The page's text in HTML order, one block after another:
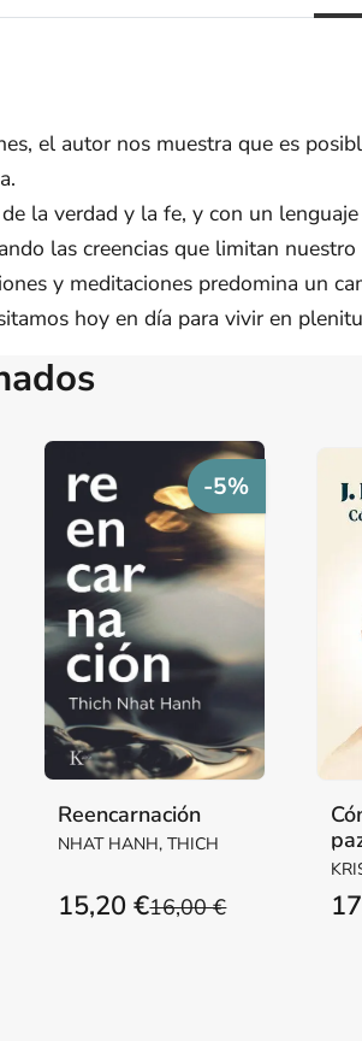
el autor nos muestra que es
la verdad y la fe, y con un
las creencias que limitan nuestro
y meditaciones predomina un
hoy en día para vivir en
-5%
Reencarnación
NHAT HANH, THICH
16,00 €
15,20 €